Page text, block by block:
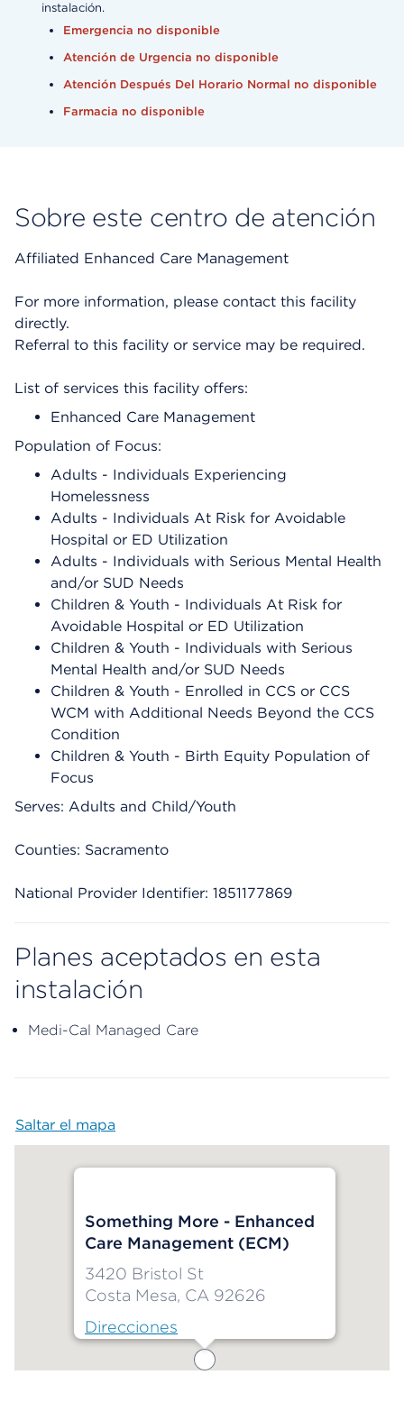
instalación.
Emergencia no disponible
Atención de Urgencia no disponible
Atención Después Del Horario Normal no disponible
Farmacia no disponible
Sobre este centro de atención
Affiliated Enhanced Care Management
For more information, please contact this facility
directly.
Referral to this facility or service may be required.
List of services this facility offers:
Enhanced Care Management
Population of Focus:
Adults - Individuals Experiencing
Homelessness
Adults - Individuals At Risk for Avoidable
Hospital or ED Utilization
Adults - Individuals with Serious Mental Health
and/or SUD Needs
Children & Youth - Individuals At Risk for
Avoidable Hospital or ED Utilization
Children & Youth - Individuals with Serious
Mental Health and/or SUD Needs
Children & Youth - Enrolled in CCS or CCS
WCM with Additional Needs Beyond the CCS
Condition
Children & Youth - Birth Equity Population of
Focus
Serves: Adults and Child/Youth
Counties: Sacramento
National Provider Identifier: 1851177869
Planes aceptados en esta
instalación
Medi-Cal Managed Care
Saltar el mapa
Something More - Enhanced
Care Management (ECM)
3420 Bristol St
Costa Mesa, CA 92626
Direcciones